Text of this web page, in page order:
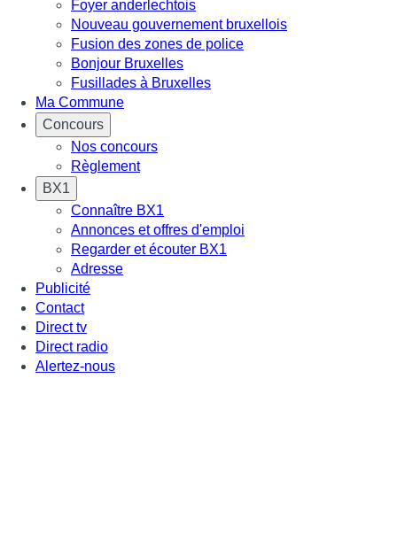
Foyer anderlechtois
Nouveau gouvernement bruxellois
Fusion des zones de police
Bonjour Bruxelles
Fusillades à Bruxelles
Ma Commune
Concours
Nos concours
Règlement
BX1
Connaître BX1
Annonces et offres d'emploi
Regarder et écouter BX1
Adresse
Publicité
Contact
Direct tv
Direct radio
Alertez-nous